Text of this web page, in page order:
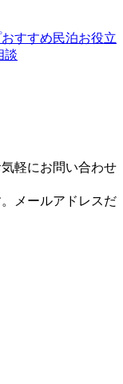
おすすめ民泊お役立
談
軽にお問い合わせ
メールアドレスだ